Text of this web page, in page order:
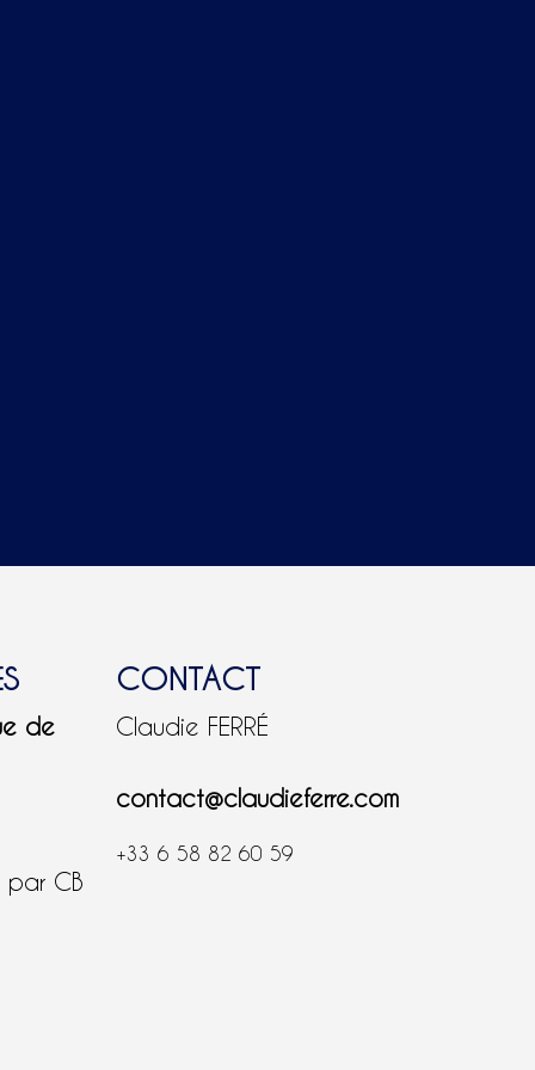
de
par CB
CONTACT
Claudie FERRÉ
contact@claudieferre.com
+33 6 58 82 60 59